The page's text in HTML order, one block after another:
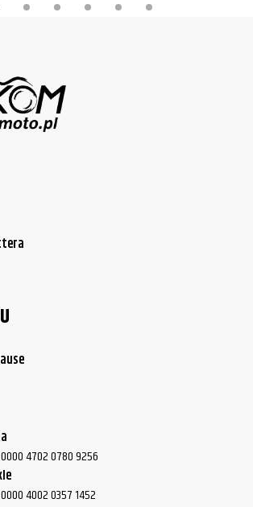
0000 4702 0780 9256
4002 0357 1452